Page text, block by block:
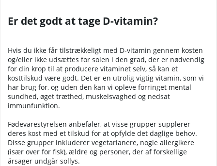
Er det godt at tage D-vitamin?
Hvis du ikke får tilstrækkeligt med D-vitamin gennem kosten
og/eller ikke udsættes for solen i den grad, der er nødvendig
for din krop til at producere vitaminet selv, så kan et
kosttilskud være godt. Det er en utrolig vigtig vitamin, som vi
har brug for, og uden den kan vi opleve forringet mental
sundhed, øget træthed, muskelsvaghed og nedsat
immunfunktion.
Fødevarestyrelsen anbefaler, at visse grupper supplerer
deres kost med et tilskud for at opfylde det daglige behov.
Disse grupper inkluderer vegetarianere, nogle allergikere
(især over for fisk), ældre og personer, der af forskellige
årsager undgår sollys.